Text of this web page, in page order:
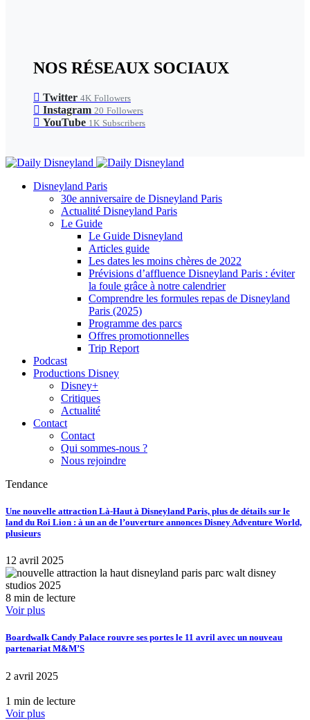
NOS RÉSEAUX SOCIAUX
Twitter 4K Followers
Instagram 20 Followers
YouTube 1K Subscribers
Disneyland Paris
30e anniversaire de Disneyland Paris
Actualité Disneyland Paris
Le Guide
Le Guide Disneyland
Articles guide
Les dates les moins chères de 2022
Prévisions d’affluence Disneyland Paris : éviter
la foule grâce à notre calendrier
Comprendre les formules repas de Disneyland
Paris (2025)
Programme des parcs
Offres promotionnelles
Trip Report
Podcast
Productions Disney
Disney+
Critiques
Actualité
Contact
Contact
Qui sommes-nous ?
Nous rejoindre
Tendance
Une nouvelle attraction Là-Haut à Disneyland Paris, plus de détails sur le
land du Roi Lion : à un an de l’ouverture annonces Disney Adventure World,
plusieurs
12 avril 2025
8 min de lecture
Voir plus
Boardwalk Candy Palace rouvre ses portes le 11 avril avec un nouveau
partenariat M&M’S
2 avril 2025
1 min de lecture
Voir plus